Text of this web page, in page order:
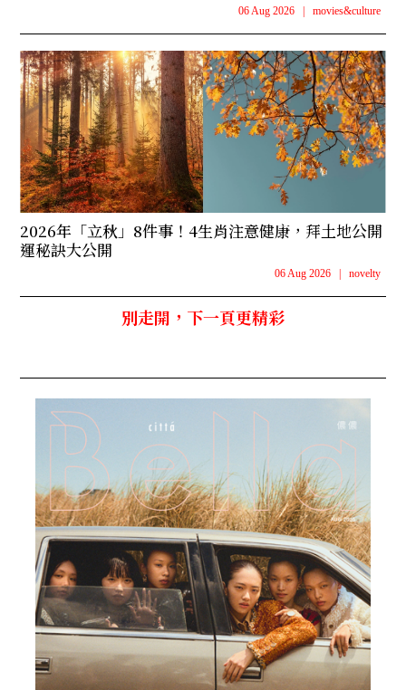
06 Aug 2026 movies&culture
2026年「立秋」8件事！4生肖注意健康，拜土地公開
運秘訣大公開
06 Aug 2026 novelty
別走開，下一頁更精彩